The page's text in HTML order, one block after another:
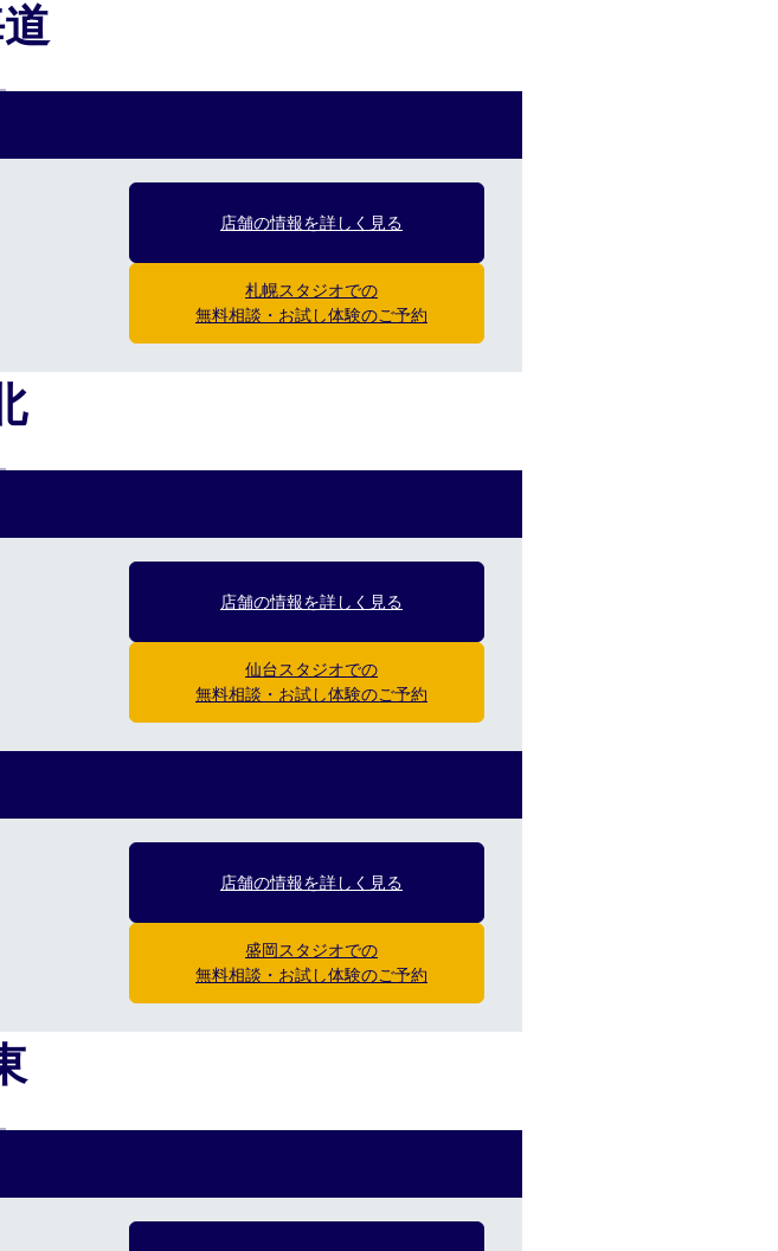
店舗の情報を詳しく見る
札幌スタジオでの
無料相談・お試し体験のご予約
店舗の情報を詳しく見る
仙台スタジオでの
無料相談・お試し体験のご予約
店舗の情報を詳しく見る
盛岡スタジオでの
無料相談・お試し体験のご予約